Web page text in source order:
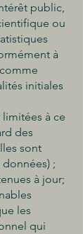
public,
ou
à
initiales
à ce
des
sont
;
à jour;
les
qui